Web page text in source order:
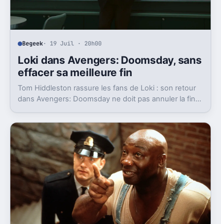
Begeek· 19 Juil · 20h00
Loki dans Avengers: Doomsday, sans
effacer sa meilleure fin
Tom Hiddleston rassure les fans de Loki : son retour
dans Avengers: Doomsday ne doit pas annuler la fin